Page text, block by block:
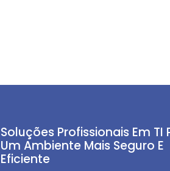
Soluções Profissionais Em TI
Um Ambiente Mais Seguro E
Eficiente